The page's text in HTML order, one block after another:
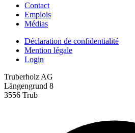
Contact
Emplois
Médias
Déclaration de confidentialité
Mention légale
Login
Truberholz AG
Längengrund 8
3556 Trub